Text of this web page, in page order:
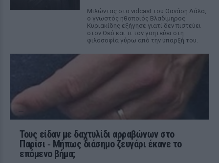
Μιλώντας στο vidcast του Θανάση Λάλα,
ο γνωστός ηθοποιός Βλαδίμηρος
Κυριακίδης εξήγησε γιατί δεν πιστεύει
στον Θεό και τι τον γοητεύει στη
φιλοσοφία γύρω από την ύπαρξή του.
Τους είδαν με δαχτυλίδι αρραβώνων στο
Παρίσι ‑ Μήπως διάσημο ζευγάρι έκανε το
επόμενο βήμα;